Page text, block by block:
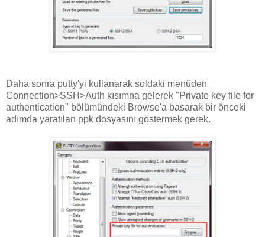
Daha sonra putty'yi kullanarak soldaki menüden
Connection>SSH>Auth kısımna gelerek "Private key file for
authentication" bölümündeki Browse'a basarak bir önceki
adımda yaratılan ppk dosyasını göstermek gerek.